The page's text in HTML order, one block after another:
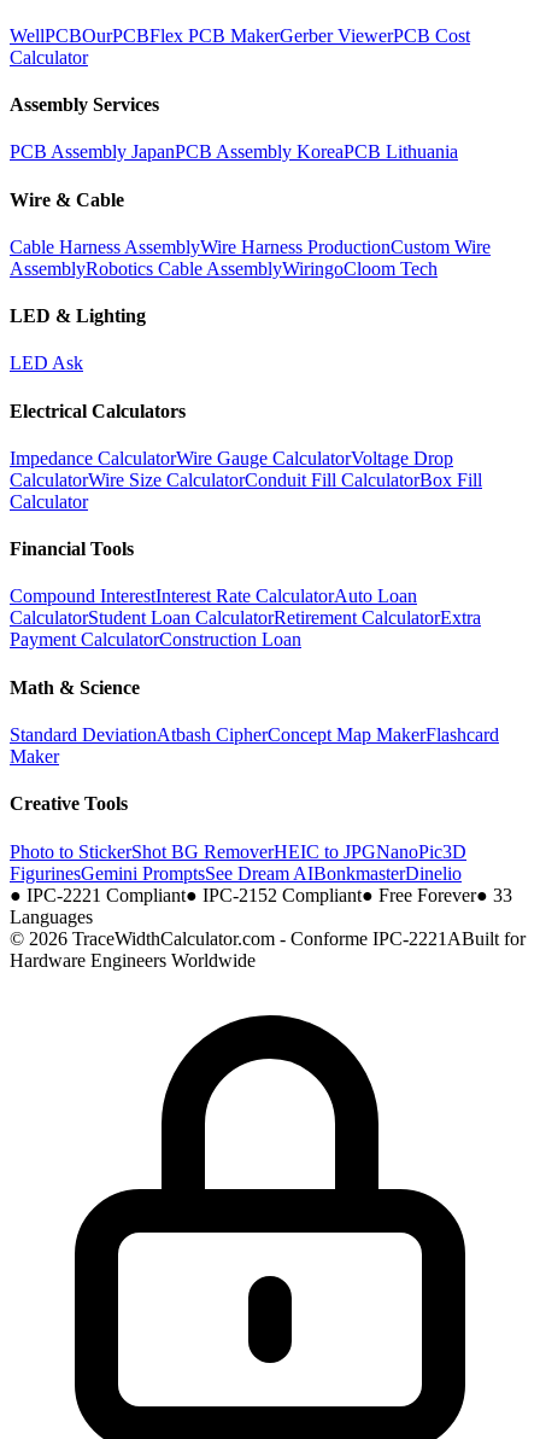
WellPCBOurPCBFlex PCB MakerGerber ViewerPCB Cost
Calculator
Assembly Services
PCB Assembly JapanPCB Assembly KoreaPCB Lithuania
Wire & Cable
Cable Harness AssemblyWire Harness ProductionCustom Wire
AssemblyRobotics Cable AssemblyWiringoCloom Tech
LED & Lighting
LED Ask
Electrical Calculators
Impedance CalculatorWire Gauge CalculatorVoltage Drop
CalculatorWire Size CalculatorConduit Fill CalculatorBox Fill
Calculator
Financial Tools
Compound InterestInterest Rate CalculatorAuto Loan
CalculatorStudent Loan CalculatorRetirement CalculatorExtra
Payment CalculatorConstruction Loan
Math & Science
Standard DeviationAtbash CipherConcept Map MakerFlashcard
Maker
Creative Tools
Photo to StickerShot BG RemoverHEIC to JPGNanoPic3D
FigurinesGemini PromptsSee Dream AIBonkmasterDinelio
● IPC-2221 Compliant● IPC-2152 Compliant● Free Forever● 33
Languages
© 2026 TraceWidthCalculator.com - Conforme IPC-2221ABuilt for
Hardware Engineers Worldwide